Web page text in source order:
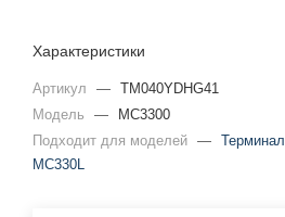
Характеристики
Артикул — TM040YDHG41
Модель
—
MC3300
Подходит для моделей —
MC330L